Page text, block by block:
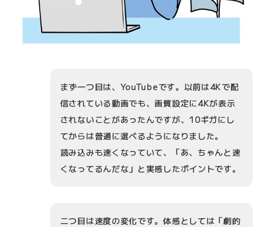
まず一つ目は、YouTubeです。以前は4Kで配
信されている動画でも、画質設定に4Kが表示
されないことがあったんですが、10ギガにし
てからは普通に選べるようになりました。
読み込みも速くなっていて、「あ、ちゃんと速
くなってるんだな」と実感したポイントです。
二つ目は速度の変化です。体感としては「劇的